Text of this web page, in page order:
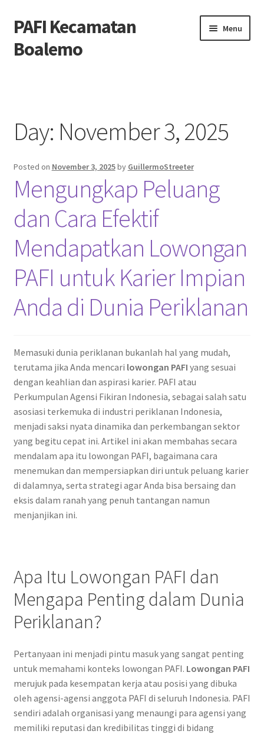
Skip
to
navigation
Skip
to
content
PAFI Kecamatan
Boalemo
Menu
Privacy Policy
Tentang Kami
Day: November 3, 2025
Posted on November 3, 2025by GuillermoStreeter
Mengungkap Peluang
dan Cara Efektif
Mendapatkan Lowongan
PAFI untuk Karier Impian
Anda di Dunia Periklanan
Memasuki dunia periklanan bukanlah hal yang mudah,
terutama jika Anda mencari lowongan PAFI yang sesuai
dengan keahlian dan aspirasi karier. PAFI atau
Perkumpulan Agensi Fikiran Indonesia, sebagai salah satu
asosiasi terkemuka di industri periklanan Indonesia,
menjadi saksi nyata dinamika dan perkembangan sektor
yang begitu cepat ini. Artikel ini akan membahas secara
mendalam apa itu lowongan PAFI, bagaimana cara
menemukan dan mempersiapkan diri untuk peluang karier
di dalamnya, serta strategi agar Anda bisa bersaing dan
eksis dalam ranah yang penuh tantangan namun
menjanjikan ini.
Apa Itu Lowongan PAFI dan
Mengapa Penting dalam Dunia
Periklanan?
Pertanyaan ini menjadi pintu masuk yang sangat penting
untuk memahami konteks lowongan PAFI. Lowongan PAFI
merujuk pada kesempatan kerja atau posisi yang dibuka
oleh agensi-agensi anggota PAFI di seluruh Indonesia. PAFI
sendiri adalah organisasi yang menaungi para agensi yang
memiliki reputasi dan kredibilitas tinggi di bidang